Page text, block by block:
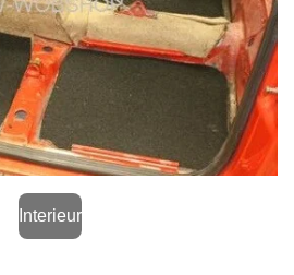
Interieur